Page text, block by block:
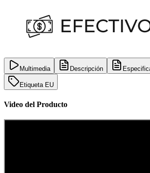
Multimedia Descripción
Etiqueta EU
Video del Producto